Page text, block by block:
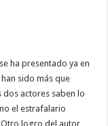
ha presentado ya en
sido más que
actores saben lo
el estrafalario
Otro logro del autor